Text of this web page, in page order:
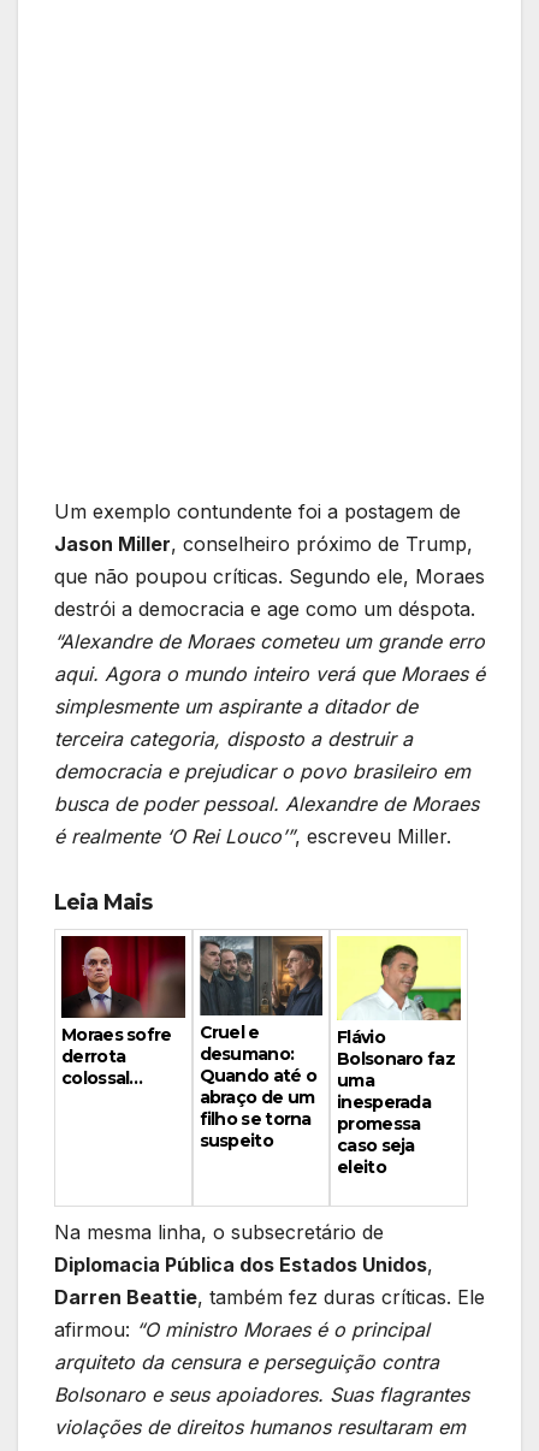
Um exemplo contundente foi a postagem de
Jason Miller, conselheiro próximo de Trump,
que não poupou críticas. Segundo ele, Moraes
destrói a democracia e age como um déspota.
“Alexandre de Moraes cometeu um grande erro
aqui. Agora o mundo inteiro verá que Moraes é
simplesmente um aspirante a ditador de
terceira categoria, disposto a destruir a
democracia e prejudicar o povo brasileiro em
busca de poder pessoal. Alexandre de Moraes
é realmente ‘O Rei Louco’”, escreveu Miller.
Leia Mais
Moraes sofre
derrota
colossal…
Cruel e
desumano:
Quando até o
abraço de um
filho se torna
suspeito
Flávio
Bolsonaro faz
uma
inesperada
promessa
caso seja
eleito
Na mesma linha, o subsecretário de
Diplomacia Pública dos Estados Unidos,
Darren Beattie, também fez duras críticas. Ele
afirmou: “O ministro Moraes é o principal
arquiteto da censura e perseguição contra
Bolsonaro e seus apoiadores. Suas flagrantes
violações de direitos humanos resultaram em